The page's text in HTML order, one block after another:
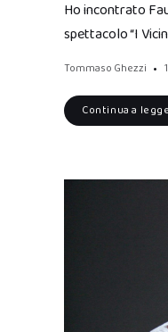
Ho incontrato
spettacolo “I
Tommaso Ghezzi
Continua a